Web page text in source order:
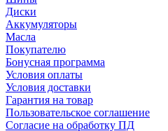
Диски
Аккумуляторы
Масла
Покупателю
Бонусная программа
Условия оплаты
Условия доставки
Гарантия на товар
Пользовательское соглашение
Согласие на обработку ПД